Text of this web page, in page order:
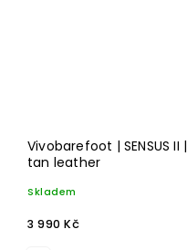
Vivobarefoot | SENSUS II |
tan leather
Skladem
3 990 Kč